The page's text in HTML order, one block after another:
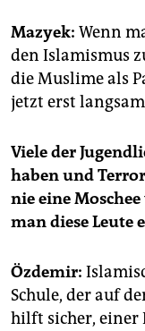
Mazyek: Wenn
den Islamismus
die Muslime als
jetzt erst langsam
Viele der
haben und
nie eine
man diese Leute
Özdemir:
Schule, der auf
hilft sicher, einer